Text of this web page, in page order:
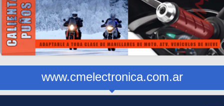
www.cmelectronica.com.ar